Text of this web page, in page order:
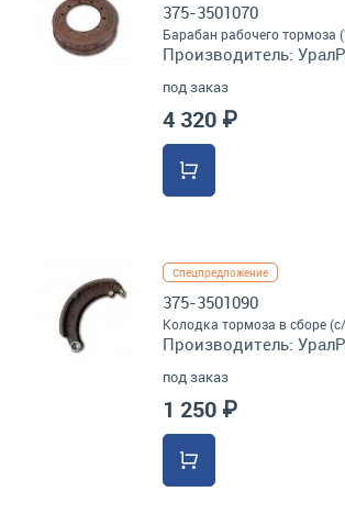
375-3501070
Барабан рабочего тормоза
Производитель:
под заказ
4 320 ₽
Спецпредложение
375-3501090
Колодка тормоза в сборе
Производитель:
под заказ
1 250 ₽